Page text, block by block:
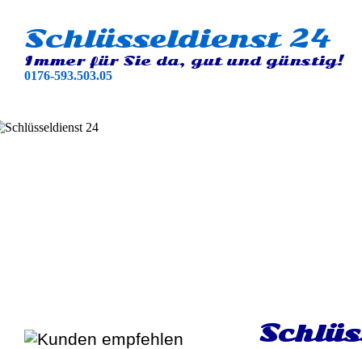
Schlüsseldienst 24
Immer für Sie da, gut und günstig!
0176-593.503.05